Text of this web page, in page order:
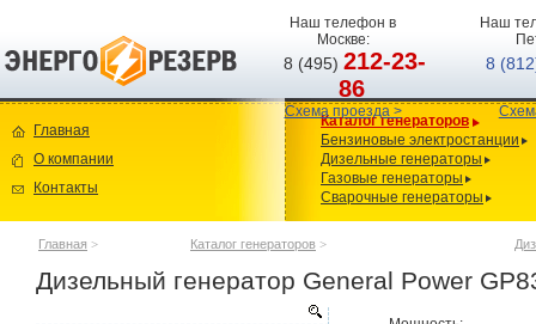
Наш телефон в
Москве:
8 (495)212-23-
86
Схема проезда >
Наш
8
Главная
О компании
Контакты
Каталог генераторов
Бензиновые электростанции
Дизельные генераторы
Газовые генераторы
Сварочные генераторы
Главная > Каталог генераторов >
Дизельный генератор General Power